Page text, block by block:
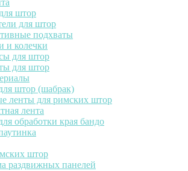
штор
для штор
подхваты
и колечки
для штор
для штор
штор (шабрак)
ленты для римских штор
лента
обработки края бандо
штор
раздвижных панелей